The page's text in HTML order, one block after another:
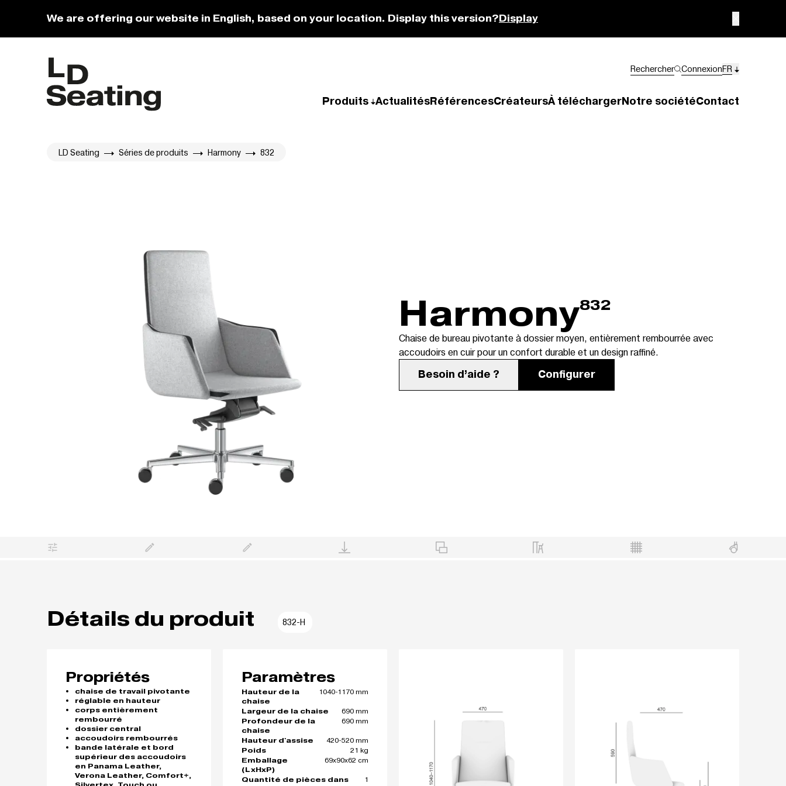
We are offering our website in English, based on your location. Display this version?Display
Rechercher ConnexionFR
Produits ActualitésRéférencesCréateursÀ téléchargerNotre sociétéContact
LD Seating Séries de produits Harmony 832
Harmony832
Chaise de bureau pivotante à dossier moyen, entièrement rembourrée avec
accoudoirs en cuir pour un confort durable et un design raffiné.
Besoin d’aide ? Configurer
Détails du produit 832-H
Propriétés
chaise de travail pivotante
réglable en hauteur
corps entièrement
rembourré
dossier central
accoudoirs rembourrés
bande latérale et bord
supérieur des accoudoirs
en Panama Leather,
Verona Leather, Comfort+,
Paramètres
Hauteur de la
chaise
1040-1170 mm
Largeur de la chaise
690 mm
Profondeur de la
chaise
690 mm
Hauteur d'assise
420-520 mm
Poids
21 kg
Emballage
(LxHxP)
69x90x62 cm
Quantité de pièces dans
1